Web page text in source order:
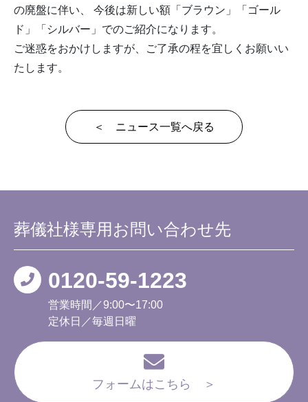
の廃盤に伴い、 今後は新しい額「ブラウン」「ゴール
ド」「シルバー」でのご紹介になります。
ご迷惑をおかけしますが、ご了承の程を宜しくお願いい
たします。
＜ ニュース一覧へ戻る
葬儀社様専用 お問い合わせ先
0120-59-1223
営業時間／9:00〜17:00
定休日／毎週日曜
フォームはこちら ＞